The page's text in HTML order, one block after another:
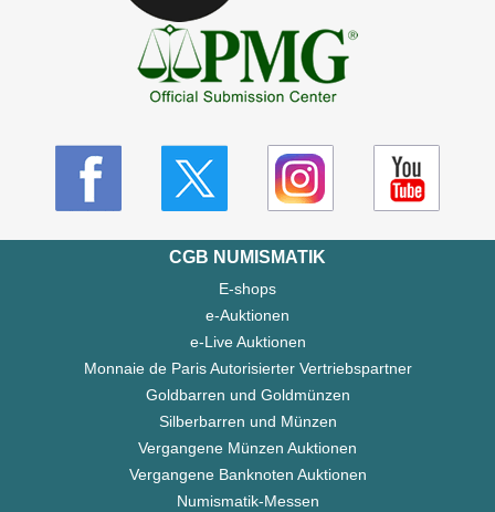
CGB NUMISMATIK
E-shops
e-Auktionen
e-Live Auktionen
Monnaie de Paris Autorisierter Vertriebspartner
Goldbarren und Goldmünzen
Silberbarren und Münzen
Vergangene Münzen Auktionen
Vergangene Banknoten Auktionen
Numismatik-Messen